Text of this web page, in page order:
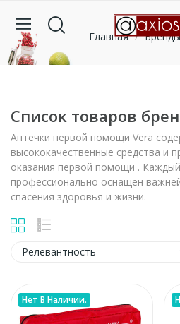
Главная Бренды
Список товаров
Аптечки первой помощи Vera
высококачественные средства и
оказания первой помощи .
профессионально оснащен
спасения здоровья и жизни.
Релевантность
Нет В Наличии.